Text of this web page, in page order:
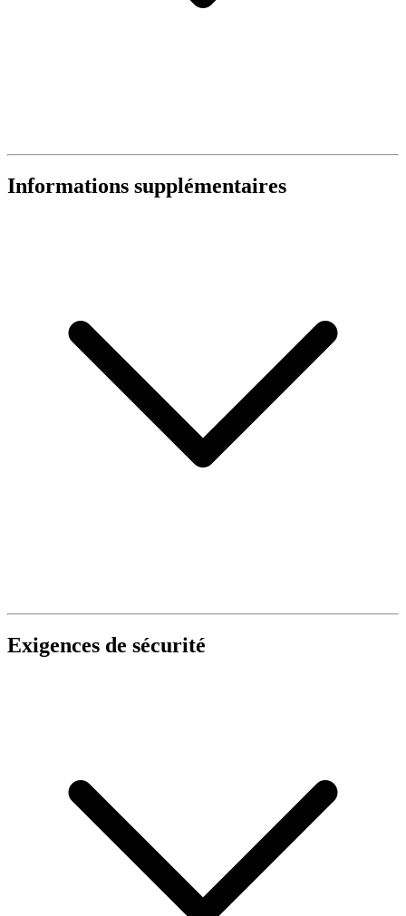
Informations supplémentaires
Exigences de sécurité